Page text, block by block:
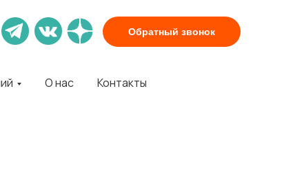
Обратный звонок
О нас Контакты